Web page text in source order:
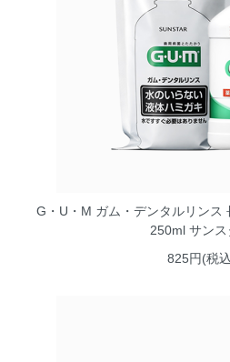
G・U・M ガム・デンタルリンス
250ml サンス
825円(税